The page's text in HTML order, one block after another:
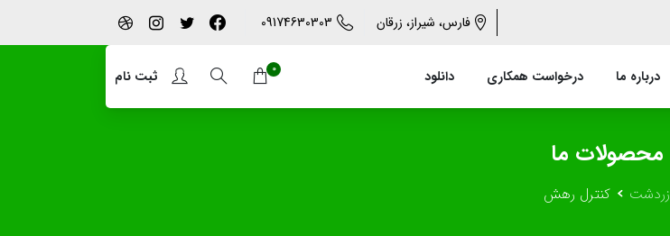
فارس، شیراز، زرقان 09174630303
درباره ما درخواست همکاری دانلود 0 ثبت نام
محصولات ما
زردشت کنترل رهش